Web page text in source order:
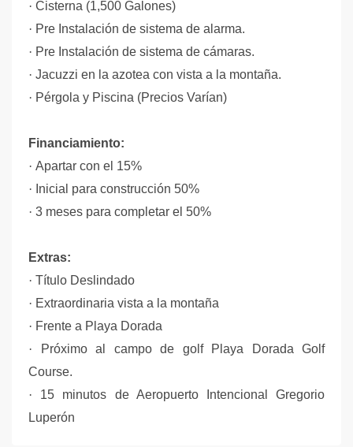
· Cisterna (1,500 Galones)
· Pre Instalación de sistema de alarma.
· Pre Instalación de sistema de cámaras.
· Jacuzzi en la azotea con vista a la montaña.
· Pérgola y Piscina (Precios Varían)
Financiamiento:
· Apartar con el 15%
· Inicial para construcción 50%
· 3 meses para completar el 50%
Extras:
· Título Deslindado
· Extraordinaria vista a la montaña
· Frente a Playa Dorada
·
Próximo al campo de golf Playa Dorada Golf
Course.
·
15 minutos de Aeropuerto Intencional Gregorio
Luperón